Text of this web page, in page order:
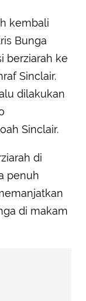
kembali
Bunga
berziarah ke
Sinclair.
dilakukan
Sinclair.
di
penuh
di makam